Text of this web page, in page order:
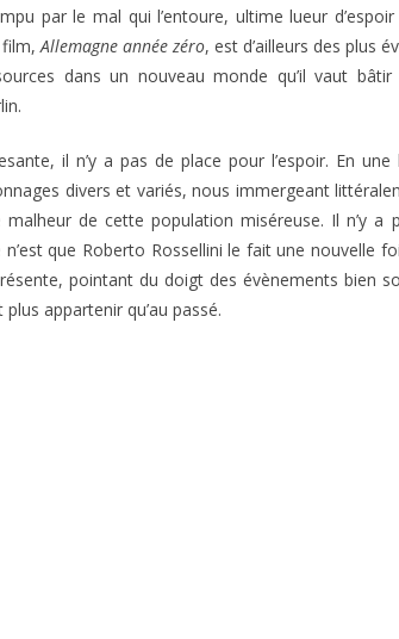
par le mal qui l’entoure, ultime lueur
film,Allemagne année zéro, est d’ailleurs des plus
dans un nouveau monde qu’il vaut
il n’y a pas de place pour l’espoir. En
divers et variés, nous immergeant
de cette population miséreuse. Il n’y a
que Roberto Rossellini le fait une nouvelle
pointant du doigt des évènements bien
appartenir qu’au passé.